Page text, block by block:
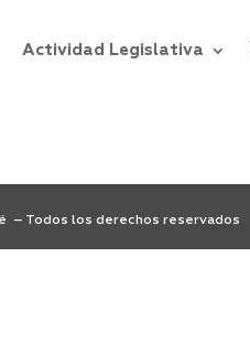
Actividad Legislativa
para localizar la
– Todos los derechos reservados